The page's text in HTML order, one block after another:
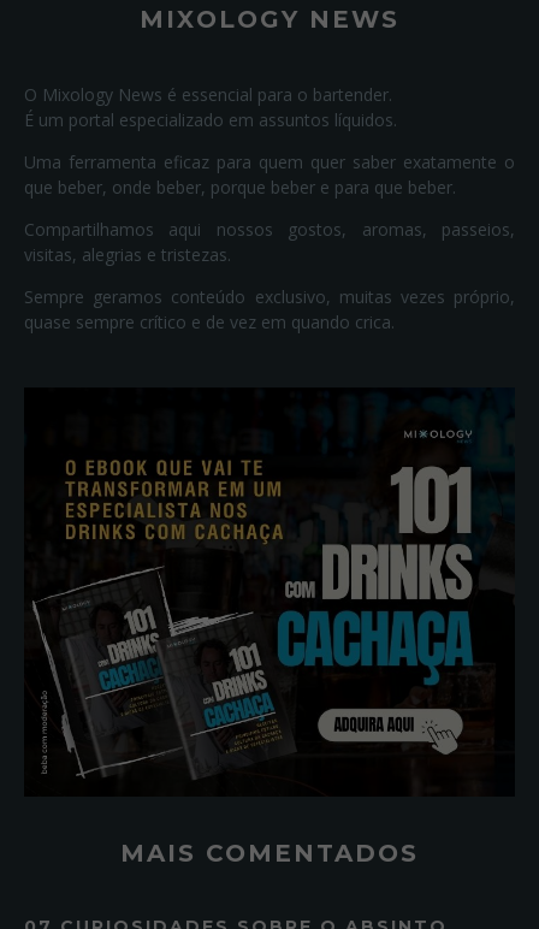
MIXOLOGY NEWS
O Mixology News é essencial para o bartender.
É um portal especializado em assuntos líquidos.
Uma ferramenta eficaz para quem quer saber exatamente o
que beber, onde beber, porque beber e para que beber.
Compartilhamos aqui nossos gostos, aromas, passeios,
visitas, alegrias e tristezas.
Sempre geramos conteúdo exclusivo, muitas vezes próprio,
quase sempre crítico e de vez em quando crica.
MAIS COMENTADOS